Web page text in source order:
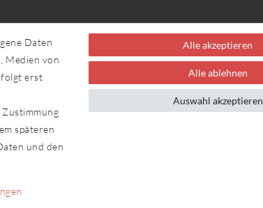
werden
FOLLOW US
Daten
Medien von
erst
späteren
und den
Alle akzeptieren
Alle ablehnen
Auswahl akzeptieren